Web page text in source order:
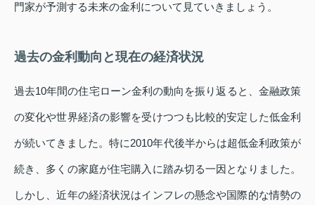
門家が予測する未来の金利について見ていきましょう。
過去の金利動向と現在の経済状況
過去10年間の住宅ローン金利の動向を振り返ると、金融政策
の変化や世界経済の影響を受けつつも比較的安定した低金利
が続いてきました。特に2010年代後半からは超低金利政策が
続き、多くの家庭が住宅購入に踏み切る一因となりました。
しかし、近年の経済状況はインフレの懸念や国際的な情勢の